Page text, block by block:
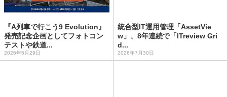
『A列車で行こう9 Evolution』
発売記念企画としてフォトコン
テストや鉄道...
2026年5月29日
統合型IT運用管理「AssetVie
w」、8年連続で「ITreview Gri
d...
2026年7月30日